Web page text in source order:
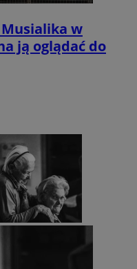
w
ją oglądać do